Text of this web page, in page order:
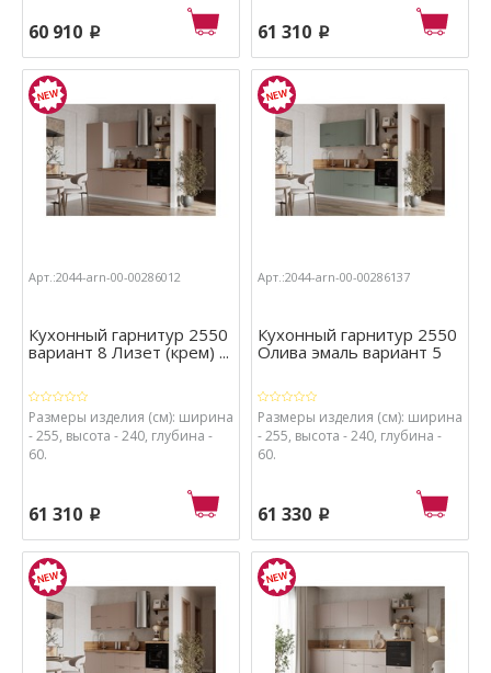
60 910 p 61 310 p
Арт.:2044-arn-00-00286012
Кухонный гарнитур 2550
вариант 8 Лизет (крем) ...
Размеры изделия (см): ширина
- 255, высота - 240, глубина -
60.
61 310 p
Арт.:2044-arn-00-00286137
Кухонный гарнитур 2550
Олива эмаль вариант 5
Размеры изделия (см): ширина
- 255, высота - 240, глубина -
60.
61 330 p